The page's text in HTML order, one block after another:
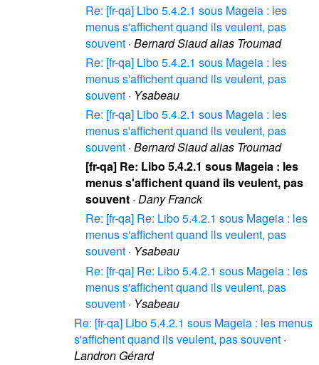
Re: [fr-qa] Libo 5.4.2.1 sous Mageia : les
menus s'affichent quand ils veulent, pas
souvent · Bernard Siaud alias Troumad
Re: [fr-qa] Libo 5.4.2.1 sous Mageia : les
menus s'affichent quand ils veulent, pas
souvent · Ysabeau
Re: [fr-qa] Libo 5.4.2.1 sous Mageia : les
menus s'affichent quand ils veulent, pas
souvent · Bernard Siaud alias Troumad
[fr-qa] Re: Libo 5.4.2.1 sous Mageia : les
menus s'affichent quand ils veulent, pas
souvent · Dany Franck
Re: [fr-qa] Re: Libo 5.4.2.1 sous Mageia : les
menus s'affichent quand ils veulent, pas
souvent · Ysabeau
Re: [fr-qa] Re: Libo 5.4.2.1 sous Mageia : les
menus s'affichent quand ils veulent, pas
souvent · Ysabeau
Re: [fr-qa] Libo 5.4.2.1 sous Mageia : les menus
s'affichent quand ils veulent, pas souvent ·
Landron Gérard